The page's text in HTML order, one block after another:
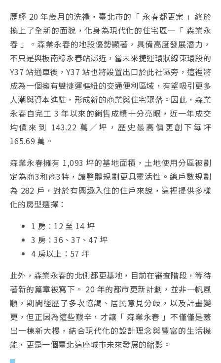
歷經 20 年歲月的洗禮，臺北市的「 永春都更案 」終於
換上了全新的面貌，化身為現代化的住宅區—「 森業永
春 」。森業永春的地段優勢顯著，具備高度發展潛力，
不只是與板南線永春站鄰近，當未來捷運環狀線東環段的
Y37 站通車後，Y37 站也將設置出口於此社區旁，這裡將
成為一個擁有雙捷運樞紐的交通便利區域，有望吸引更多
人潮與資本進駐，形成新的商業與住宅聚落。因此，森業
永春自完工 3 年以來的銷售成績十分亮眼，近一年成交
均價來到 143.22 萬／坪，歷史最高價更創下每坪
165.69 萬。
森業永春擁有 1,093 坪的基地面積，土地使用分區被劃
定為商3和商3特，讓整體規劃更具靈活性。總戶數規劃
為 282 戶，對於有興趣入住的住戶來說，這裡提供多樣
化的房型選擇：
1 房：12 至 14 坪
3 房：36、37、47 坪
4 房以上：57 坪
此外，森業永春的北側都更基地，目前在審查階段，等待
著新的篇章被寫下。 20 年的都市更新計劃，並非一帆風
順，期間經歷了多次協調、居民意見分歧，以及計畫變
更，但正因為這些艱辛，才讓「 森業永春 」不僅僅是蓋
出一棟新大樓，結合現代化的設計理念與豐富的生活機
能，更是一個臺北這座城市未來發展的縮影。